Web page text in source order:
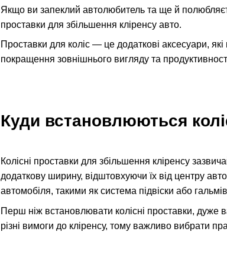
Якщо ви запеклий автолюбитель та ще й
проставки для збільшення кліренсу авто.
Проставки для коліс — це додаткові аксесуари,
покращення зовнішнього вигляду та
Куди встановлюються
Колісні проставки для збільшення кліренсу
додаткову ширину, відштовхуючи їх від центру
автомобіля, такими як система підвіски або
Перш ніж встановлювати колісні проставки,
різні вимоги до кліренсу, тому важливо вибрати